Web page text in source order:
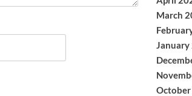
March
January